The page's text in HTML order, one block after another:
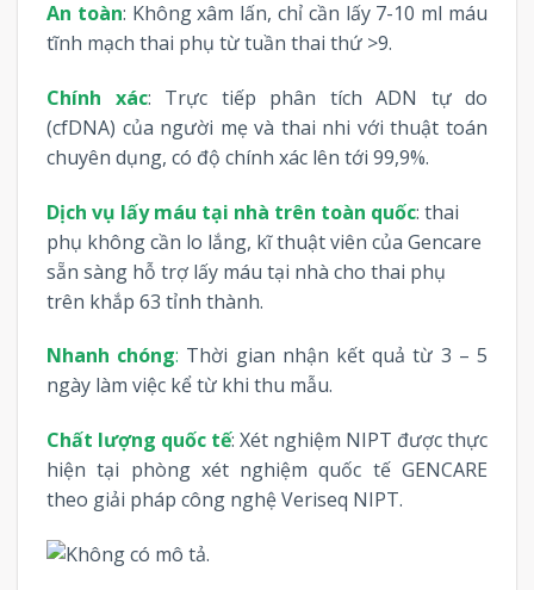
An toàn: Không xâm lấn, chỉ cần lấy 7-10 ml máu
tĩnh mạch thai phụ từ tuần thai thứ >9.
Chính xác: Trực tiếp phân tích ADN tự do
(cfDNA) của người mẹ và thai nhi với thuật toán
chuyên dụng, có độ chính xác lên tới 99,9%.
Dịch vụ lấy máu tại nhà trên toàn quốc: thai
phụ không cần lo lắng, kĩ thuật viên của Gencare
sẵn sàng hỗ trợ lấy máu tại nhà cho thai phụ
trên khắp 63 tỉnh thành.
Nhanh chóng: Thời gian nhận kết quả từ 3 – 5
ngày làm việc kể từ khi thu mẫu.
Chất lượng quốc tế: Xét nghiệm NIPT được thực
hiện tại phòng xét nghiệm quốc tế GENCARE
theo giải pháp công nghệ Veriseq NIPT.